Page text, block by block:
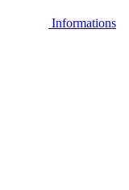
Informations